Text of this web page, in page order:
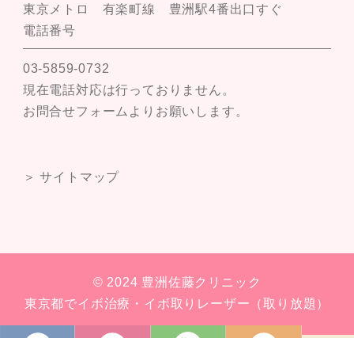
東京メトロ 有楽町線 豊洲駅4番出口すぐ
電話番号
03-5859-0732
現在電話対応は行っておりません。
お問合せフォームよりお願いします。
＞ サイトマップ
© 2024 豊洲佐藤クリニック
東京都でイボ治療・イボ取りレーザー（取り放題）